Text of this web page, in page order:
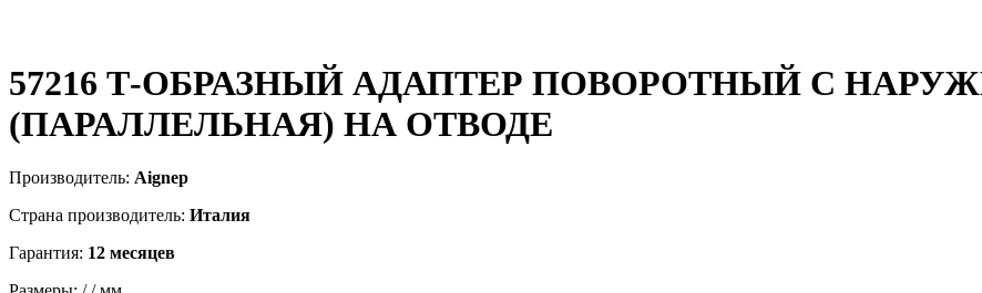
57216 Т-ОБРАЗНЫЙ АДАПТЕР ПОВОРОТНЫЙ С
(ПАРАЛЛЕЛЬНАЯ) НА ОТВОДЕ
Производитель: Aignep
Страна производитель: Италия
Гарантия: 12 месяцев